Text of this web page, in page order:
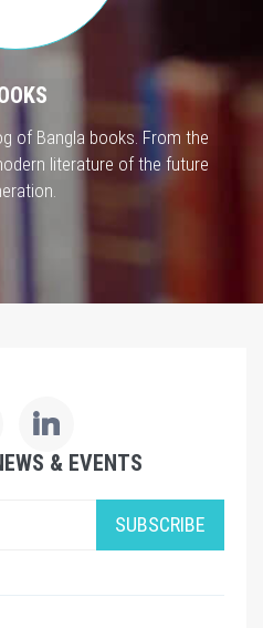
of Bangla books. From the
literature of the future
& EVENTS
SUBSCRIBE